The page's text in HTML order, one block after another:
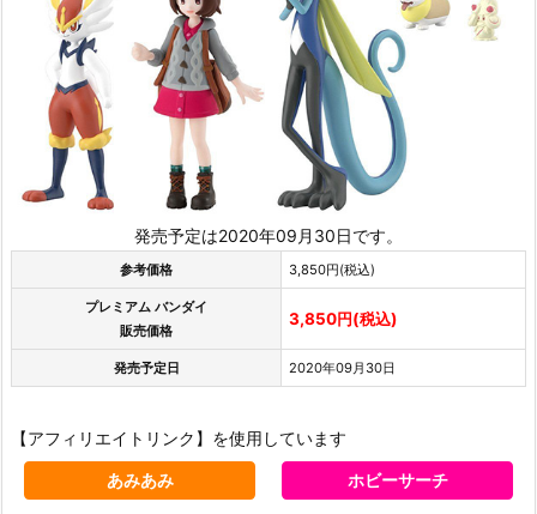
発売予定は2020年09月30日です。
参考価格 3,850円(税込)
プレミアム バンダイ
販売価格
3,850円(税込)
発売予定日 2020年09月30日
【アフィリエイトリンク】を使用しています
あみあみ ホビーサーチ